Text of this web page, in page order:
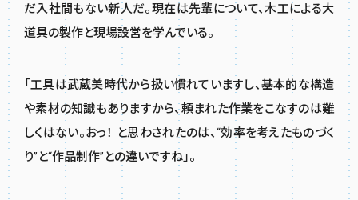
だ入社間もない新人だ。現在は先輩について、木工による大
道具の製作と現場設営を学んでいる。
「工具は武蔵美時代から扱い慣れていますし、基本的な構造
や素材の知識もありますから、頼まれた作業をこなすのは難
しくはない。おっ！ と思わされたのは、“効率を考えたものづく
り”と“作品制作”との違いですね」。